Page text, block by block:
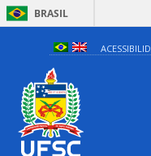
BRASIL